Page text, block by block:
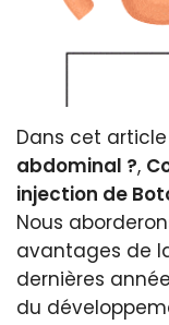
Dans cet article
abdominal ?,
injection de
Nous
avantages de
dernières
du